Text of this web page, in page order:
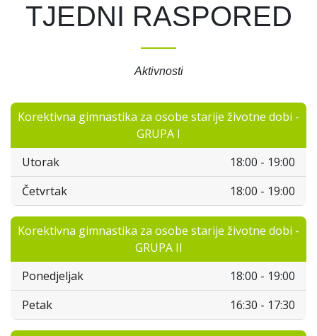
TJEDNI RASPORED
Aktivnosti
Korektivna gimnastika za osobe starije životne dobi -
GRUPA I
Utorak
18:00 - 19:00
Četvrtak
18:00 - 19:00
Korektivna gimnastika za osobe starije životne dobi -
GRUPA II
Ponedjeljak
18:00 - 19:00
Petak
16:30 - 17:30